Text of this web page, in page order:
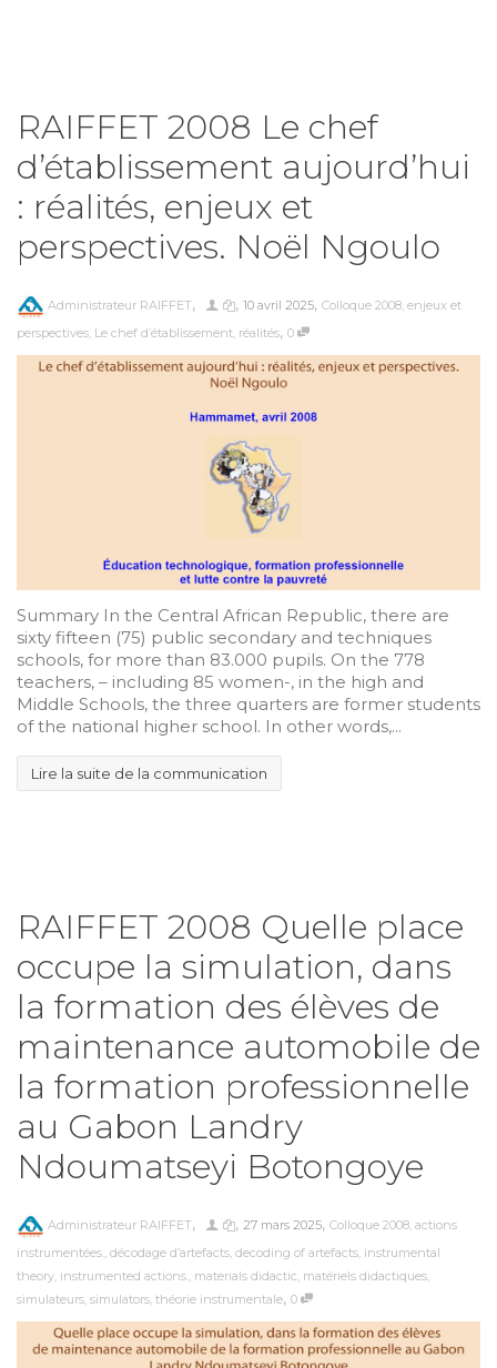
RAIFFET 2008 Le chef
d’établissement aujourd’hui
: réalités, enjeux et
perspectives. Noël Ngoulo
Administrateur RAIFFET, , 10 avril 2025, Colloque 2008, enjeux et
perspectives, Le chef d’établissement, réalités, 0
Summary In the Central African Republic, there are
sixty fifteen (75) public secondary and techniques
schools, for more than 83.000 pupils. On the 778
teachers, – including 85 women-, in the high and
Middle Schools, the three quarters are former students
of the national higher school. In other words,...
Lire la suite de la communication
RAIFFET 2008 Quelle place
occupe la simulation, dans
la formation des élèves de
maintenance automobile de
la formation professionnelle
au Gabon Landry
Ndoumatseyi Botongoye
Administrateur RAIFFET, , 27 mars 2025, Colloque 2008, actions
instrumentées., décodage d’artefacts, decoding of artefacts, instrumental
theory, instrumented actions., materials didactic, matériels didactiques,
simulateurs, simulators, théorie instrumentale, 0